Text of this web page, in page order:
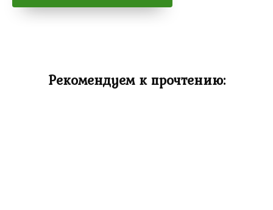
Рекомендуем к прочтению: